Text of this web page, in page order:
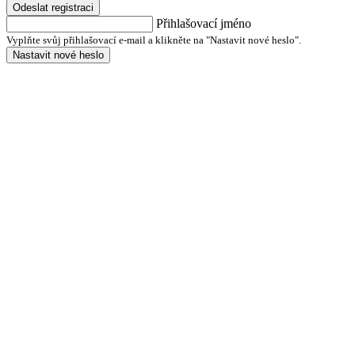
Odeslat registraci
Přihlašovací jméno
Vyplňte svůj přihlašovací e-mail a klikněte na "Nastavit nové heslo".
Nastavit nové heslo